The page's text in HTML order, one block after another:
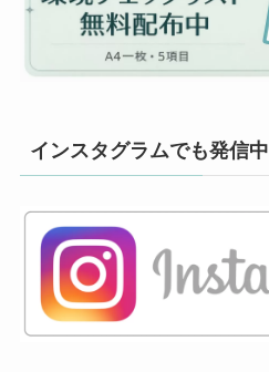
インスタグラムでも発信中